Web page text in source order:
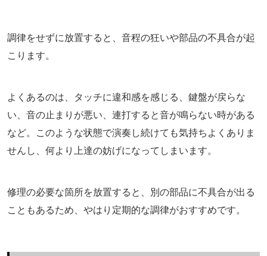
調律をせずに放置すると、音程の狂いや部品の不具合が起
こります。
よくあるのは、タッチに違和感を感じる、鍵盤が戻らな
い、音の止まりが悪い、連打すると音が鳴らない時がある
など。このような状態で演奏し続けても気持ちよくありま
せんし、何より上達の妨げになってしまいます。
修理の必要な箇所を放置すると、別の部品に不具合が出る
こともあるため、やはり定期的な調律がおすすめです。